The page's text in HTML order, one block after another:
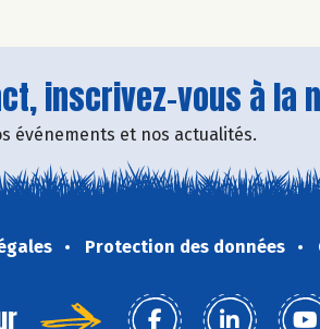
inscrivez-vous à la
événements et nos actualités.
Protection des données